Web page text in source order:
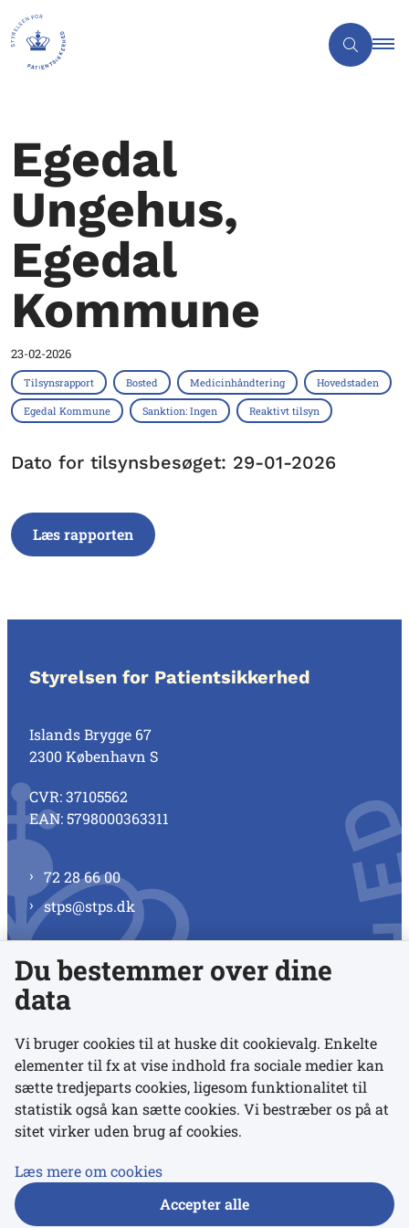
Egedal
Ungehus,
Egedal
Kommune
23-02-2026
Tilsynsrapport Bosted Medicinhåndtering Hovedstaden
Egedal Kommune Sanktion: Ingen Reaktivt tilsyn
Dato for tilsynsbesøget: 29-01-2026
Læs rapporten
Styrelsen for Patientsikkerhed
Islands Brygge 67
2300 København S
CVR: 37105562
EAN: 5798000363311
72 28 66 00
stps@stps.dk
Se alle kontaktnumre
Links
Udgivelser
Du bestemmer over dine
data
Vi bruger cookies til at huske dit cookievalg. Enkelte
elementer til fx at vise indhold fra sociale medier kan
sætte tredjeparts cookies, ligesom funktionalitet til
statistik også kan sætte cookies. Vi bestræber os på at
sitet virker uden brug af cookies.
Læs mere om cookies
Accepter alle